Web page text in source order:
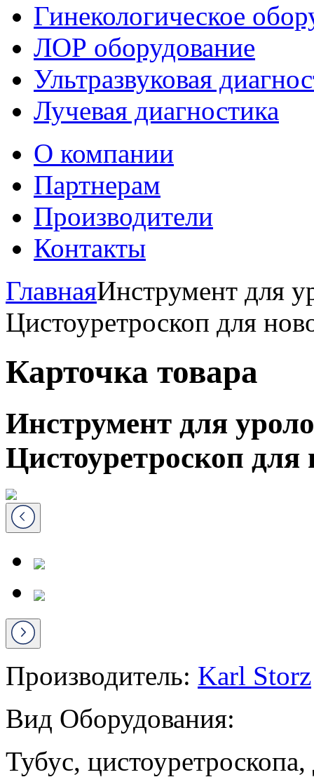
Гинекологическое
ЛОР оборудование
Ультразвуковая
Лучевая диагностика
О компании
Партнерам
Производители
Контакты
ГлавнаяИнструмент для
Цистоуретроскоп для
Карточка товара
Инструмент для
Цистоуретроскоп
Производитель: Karl Storz
Вид Оборудования:
Тубус,